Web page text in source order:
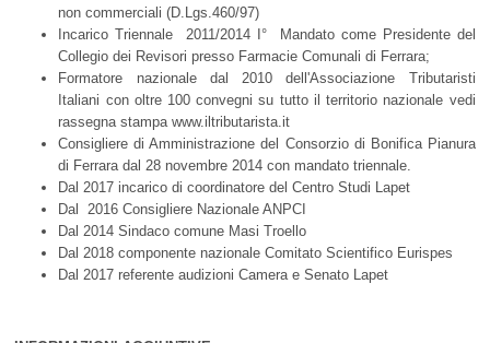
non commerciali (D.Lgs.460/97)
Incarico Triennale 2011/2014 I° Mandato come Presidente del
Collegio dei Revisori presso Farmacie Comunali di Ferrara;
Formatore nazionale dal 2010 dell'Associazione Tributaristi
Italiani con oltre 100 convegni su tutto il territorio nazionale vedi
rassegna stampa www.iltributarista.it
Consigliere di Amministrazione del Consorzio di Bonifica Pianura
di Ferrara dal 28 novembre 2014 con mandato triennale.
Dal 2017 incarico di coordinatore del Centro Studi Lapet
Dal 2016 Consigliere Nazionale ANPCI
Dal 2014 Sindaco comune Masi Troello
Dal 2018 componente nazionale Comitato Scientifico Eurispes
Dal 2017 referente audizioni Camera e Senato Lapet